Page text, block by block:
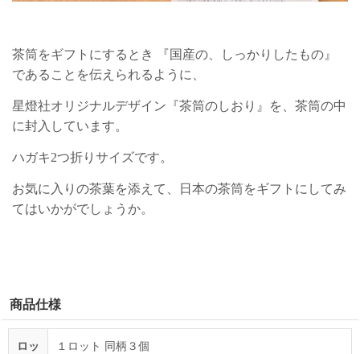
茶筒をギフトにするとき 『国産の、しっかりしたもの』
であることを伝えられるように、
星燈社オリジナルデザイン『茶筒のしおり』を、茶筒の中
に封入しています。
ハガキ2つ折りサイズです。
お気に入りの茶葉を添えて、日本の茶筒をギフトにしてみ
てはいかがでしょうか。
商品仕様
ロッ
１ロット 同柄３個